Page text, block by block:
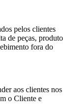
pelos clientes
de peças, produto
fora do
aos clientes nos
o Cliente e